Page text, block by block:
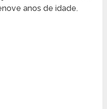
anos de idade.